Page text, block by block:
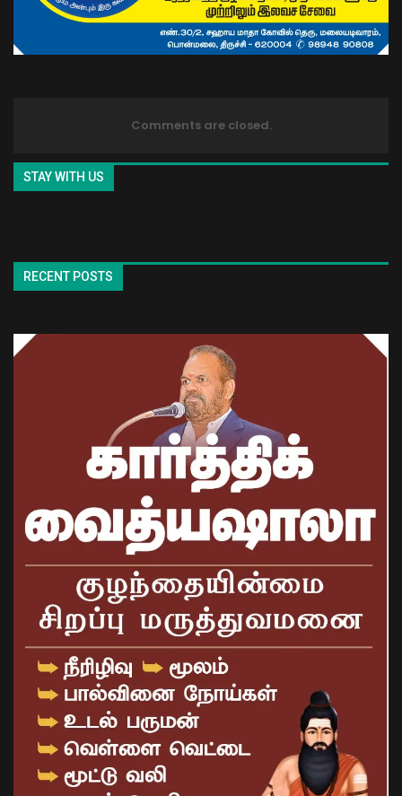
Comments are closed.
STAY WITH US
RECENT POSTS